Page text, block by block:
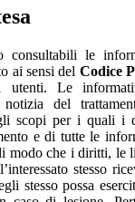
consultabili le
ai sensi del Codice
Le
notizia del
scopi per i quali i
e di tutte le
modo che i diritti, le
stesso
stesso possa